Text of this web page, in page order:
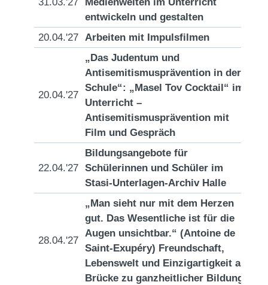
entwickeln und gestalten
20.04.'27 Arbeiten mit Impulsfilmen
20.04.'27
„Das Judentum und
Antisemitismusprävention in der
Schule“: „Masel Tov Cocktail“ im
Unterricht –
Antisemitismusprävention mit
Film und Gespräch
22.04.'27
Bildungsangebote für
Schülerinnen und Schüler im
Stasi-Unterlagen-Archiv Halle
28.04.'27
„Man sieht nur mit dem Herzen
gut. Das Wesentliche ist für die
Augen unsichtbar.“ (Antoine de
Saint-Exupéry) Freundschaft,
Lebenswelt und Einzigartigkeit als
Brücke zu ganzheitlicher Bildung